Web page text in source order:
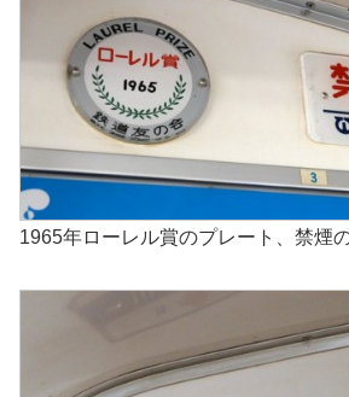
1965年ローレル賞のプレート、禁煙